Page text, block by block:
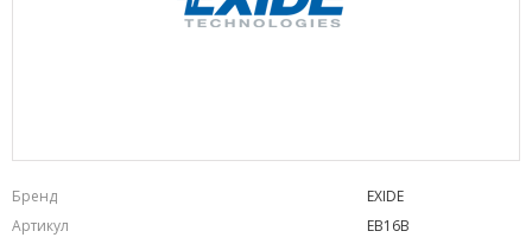
Бренд
EXIDE
Артикул
EB16B